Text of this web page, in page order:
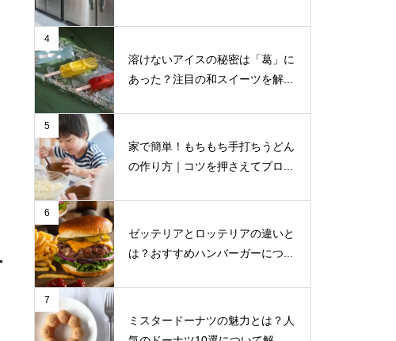
4
溶けないアイスの秘密は「葛」に
あった？注目の和スイーツを解...
5
家で簡単！もちもち手打ちうどん
の作り方｜コツを押さえてプロ...
6
ゼッテリアとロッテリアの違いと
は？おすすめハンバーガーにつ...
7
ミスタードーナツの魅力とは？人